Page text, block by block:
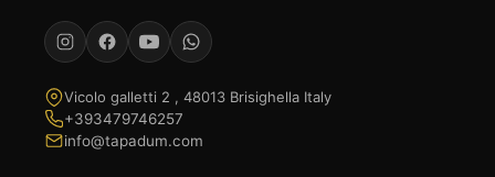
Vicolo galletti 2 , 48013 Brisighella Italy
+393479746257
info@tapadum.com